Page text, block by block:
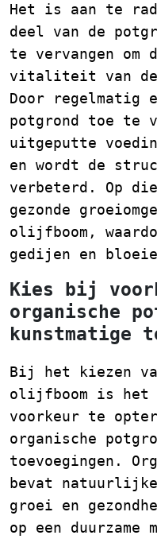
Het is aan te
deel van de
te vervangen
vitaliteit van de
Door regelmatig
potgrond toe te
uitgeputte
en wordt de
verbeterd. Op
gezonde
olijfboom,
gedijen en
Kies bij
organische
kunstmatige
Bij het kiezen
olijfboom is het
voorkeur te
organische
toevoegingen.
bevat
groei en
op een duurzame